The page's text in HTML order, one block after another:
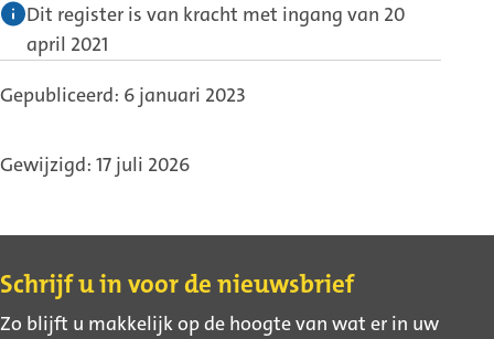
Dit register is van kracht met ingang van 20
april 2021
Gepubliceerd: 6 januari 2023
Gewijzigd: 17 juli 2026
Contact
Schrijf u in voor de nieuwsbrief
Zo blijft u makkelijk op de hoogte van wat er in uw